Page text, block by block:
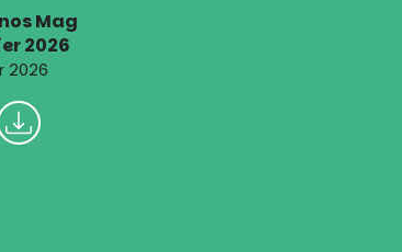
Mag
2026
2026